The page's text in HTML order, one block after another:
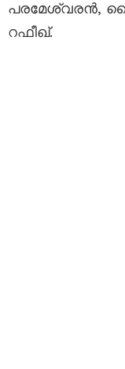
പരമേശ്വരൻ,
റഫീഖ്.